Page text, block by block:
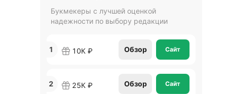
Букмекеры с лучшей оценкой
надежности по выбору редакции
1 10К ₽ Обзор Сайт
2 25К ₽ Обзор Сайт